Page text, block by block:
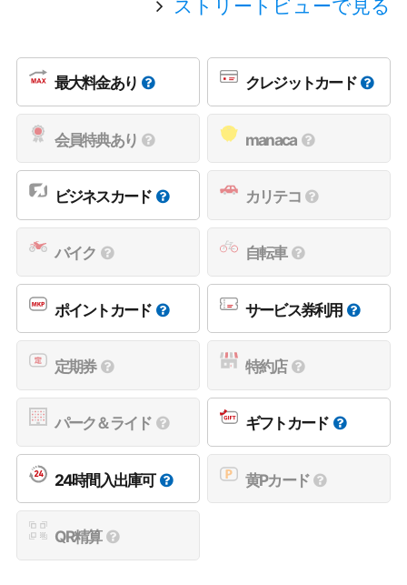
ストリートビューで見る
最大料金あり クレジットカード
会員特典あり manaca
ビジネスカード カリテコ
バイク 自転車
ポイントカード サービス券利用
定期券 特約店
パーク＆ライド ギフトカード
24時間入出庫可 黄Pカード
QR精算